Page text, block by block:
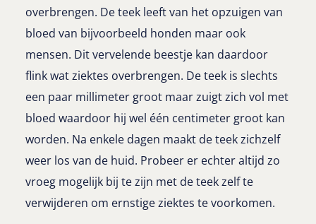
overbrengen. De teek leeft van het opzuigen van
bloed van bijvoorbeeld honden maar ook
mensen. Dit vervelende beestje kan daardoor
flink wat ziektes overbrengen. De teek is slechts
een paar millimeter groot maar zuigt zich vol met
bloed waardoor hij wel één centimeter groot kan
worden. Na enkele dagen maakt de teek zichzelf
weer los van de huid. Probeer er echter altijd zo
vroeg mogelijk bij te zijn met de teek zelf te
verwijderen om ernstige ziektes te voorkomen.